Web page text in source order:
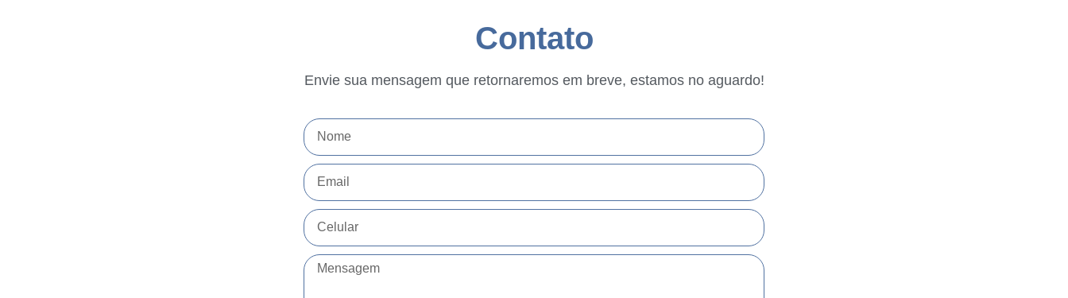
Contato
Envie sua mensagem que retornaremos em breve, estamos no aguardo!